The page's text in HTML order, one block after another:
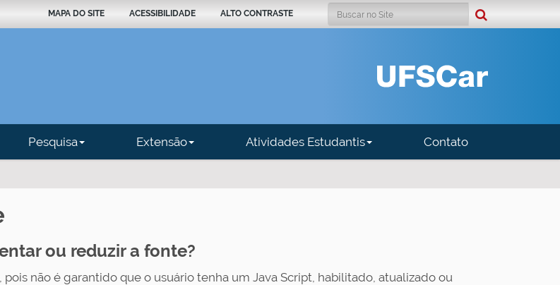
Busca
MAPA DO SITE ACESSIBILIDADE ALTO CONTRASTE
Pesquisa Extensão Atividades Estudantis Contato
ou reduzir a fonte?
não é garantido que o usuário tenha um Java Script, habilitado, atualizado ou